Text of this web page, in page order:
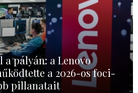
a pályán: a Lenovo
a 2026-os foci-
pillanatait